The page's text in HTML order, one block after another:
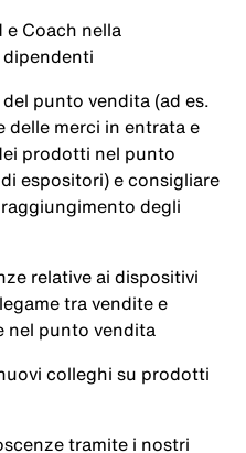
e Coach nella
punto vendita (ad es.
delle merci in entrata e
prodotti nel punto
espositori) e consigliare
degli
relative ai dispositivi
tra vendite e
nel punto vendita
colleghi su prodotti
tramite i nostri